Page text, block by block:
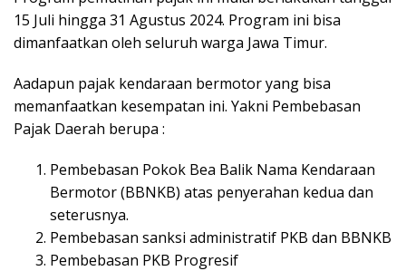
15 Juli hingga 31 Agustus 2024. Program ini bisa
dimanfaatkan oleh seluruh warga Jawa Timur.
Aadapun pajak kendaraan bermotor yang bisa
memanfaatkan kesempatan ini. Yakni Pembebasan
Pajak Daerah berupa :
Pembebasan Pokok Bea Balik Nama Kendaraan
Bermotor (BBNKB) atas penyerahan kedua dan
seterusnya.
Pembebasan sanksi administratif PKB dan BBNKB
Pembebasan PKB Progresif